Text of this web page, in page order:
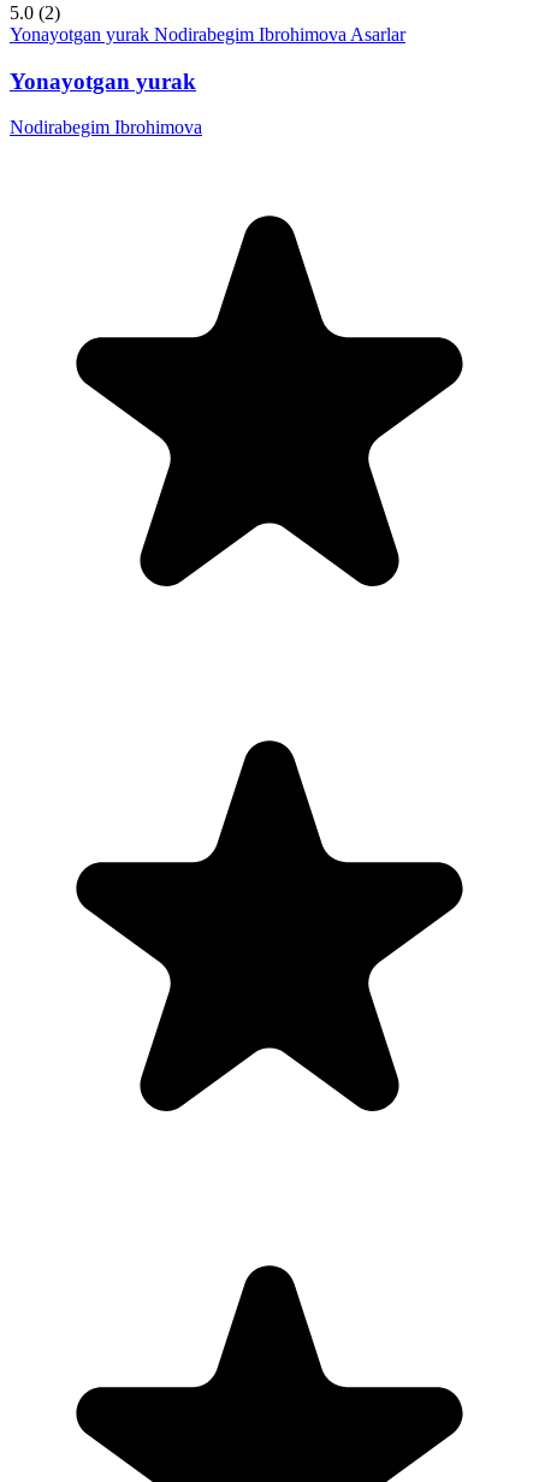
5.0 (2)
Yonayotgan yurak Nodirabegim Ibrohimova Asarlar
Yonayotgan yurak
Nodirabegim Ibrohimova